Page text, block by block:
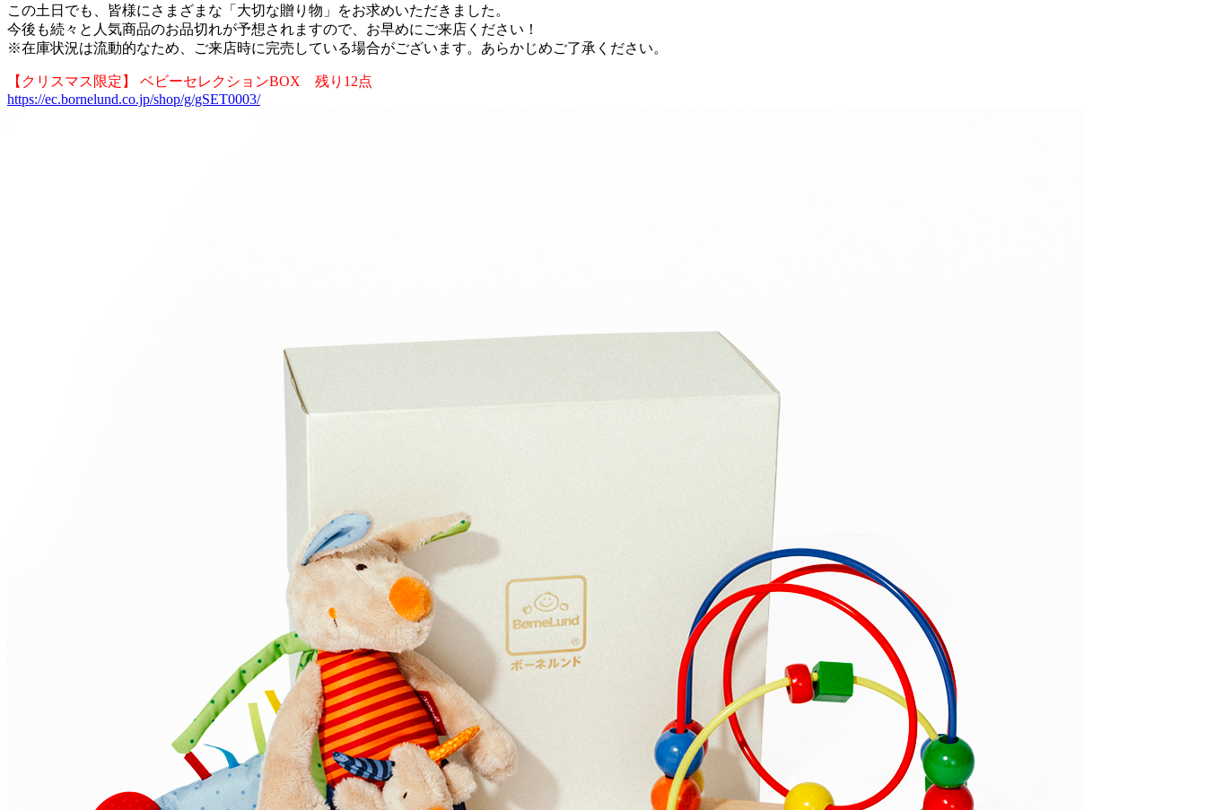
この土日でも、皆様にさまざまな「大切な贈り物」をお求めいただきました。
今後も続々と人気商品のお品切れが予想されますので、お早めにご来店ください！
※在庫状況は流動的なため、ご来店時に完売している場合がございます。あらかじめご了承ください。
【クリスマス限定】 ベビーセレクションBOX 残り12点
https://ec.bornelund.co.jp/shop/g/gSET0003/